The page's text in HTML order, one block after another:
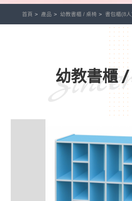
首頁 產品 幼教書櫃 / 桌椅 書包櫃(8人
幼教書櫃